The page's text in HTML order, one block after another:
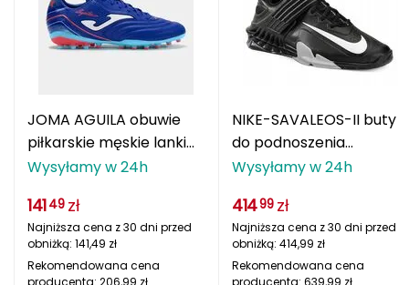
ONE FITNESS
Oakley
Ortovox
Outwell
JOMA AGUILA obuwie
piłkarskie męskie lanki
na orlik AGUS2504AG
Wysyłamy w 24h
14149 zł
Najniższa cena z 30 dni przed
obniżką: 141,49 zł
Rekomendowana cena
producenta: 206,99 zł
NIKE-SAVALEOS-II buty
do podnoszenia
ciężarów na siłownię
Wysyłamy w 24h
41499 zł
Najniższa cena z 30 dni przed
obniżką: 414,99 zł
Rekomendowana cena
producenta: 639,99 zł